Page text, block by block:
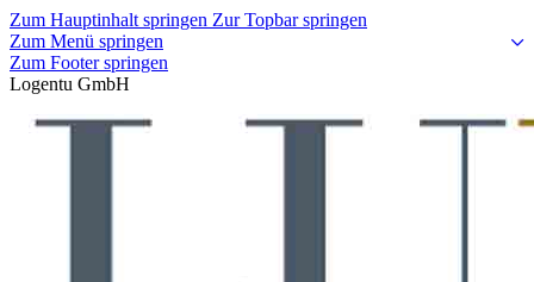
Zum Hauptinhalt springen Zur Topbar springen
Zum Menü springen
Zum Footer springen
Logentu GmbH